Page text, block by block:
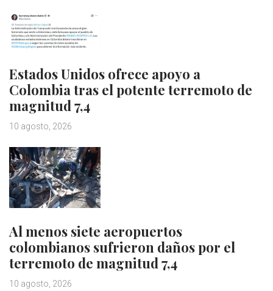
Estados Unidos ofrece apoyo a
Colombia tras el potente terremoto de
magnitud 7,4
10 agosto, 2026
Al menos siete aeropuertos
colombianos sufrieron daños por el
terremoto de magnitud 7,4
10 agosto, 2026